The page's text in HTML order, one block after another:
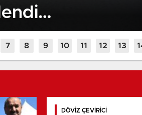
DÖVİZ ÇEVİRİCİ